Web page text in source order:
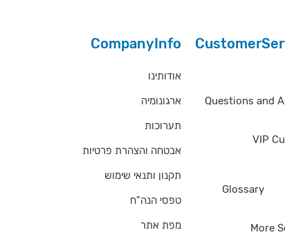
CompanyInfo
אודותינו
ארגונומיה
תערוכות
אבטחה והצהרת פרטיות
תקנון ותנאי שימוש
טפסי הנה"ח
מפת אתר
Questions and
VIP
Glossary
More